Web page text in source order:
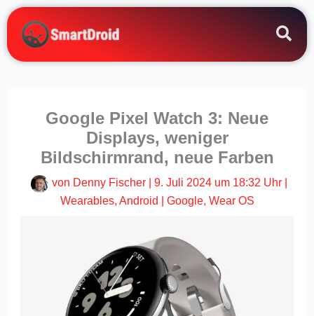
Zum
Inhalt
springen
Google Pixel Watch 3: Neue
Displays, weniger
Bildschirmrand, neue Farben
von Denny Fischer 9. Juli 2024 um 18:32 Uhr|
Wearables, Android Google, Wear OS